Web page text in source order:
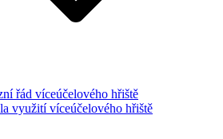
řád víceúčelového hřiště
využití víceúčelového hřiště